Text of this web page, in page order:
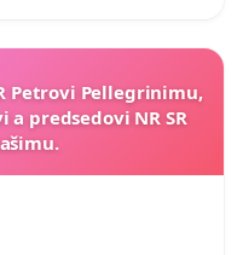
Petrovi Pellegrinimu,
predsedovi NR SR